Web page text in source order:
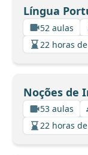
Língua
52 aulas
22 horas
Noções de
53 aulas
22 horas